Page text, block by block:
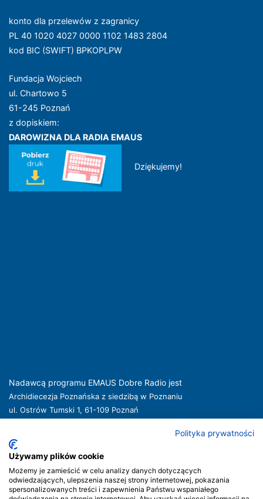
konto dla przelewów z zagranicy
PL 40 1020 4027 0000 1102 1483 2804
kod BIC (SWIFT) BPKOPLPW
Fundacja Wojciech
ul. Chartowo 5
61-245 Poznań
z dopiskiem:
DAROWIZNA DLA RADIA EMAUS
Dziękujemy!
Nadawcą programu EMAUS Dobre Radio jest
Archidiecezja Poznańska z siedzibą w Poznaniu
ul. Ostrów Tumski 1, 61-109 Poznań
Nadawca oferuje usługi medialne obejmujące rozpowszechnianie programu
radiowego pod nazwą EMAUS Dobre Radio oraz prowadzenie portalu
internetową Nadawcy.
Nadawca podlega jurysdykcji polskiej. Organem właściwym w sprawach
Polityka prywatności
Używamy plików cookie
Możemy je zamieścić w celu analizy danych dotyczących
odwiedzających, ulepszenia naszej strony internetowej, pokazania
spersonalizowanych treści i zapewnienia Państwu wspaniałego